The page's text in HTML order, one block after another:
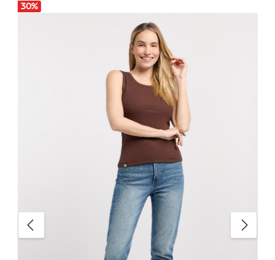
30%